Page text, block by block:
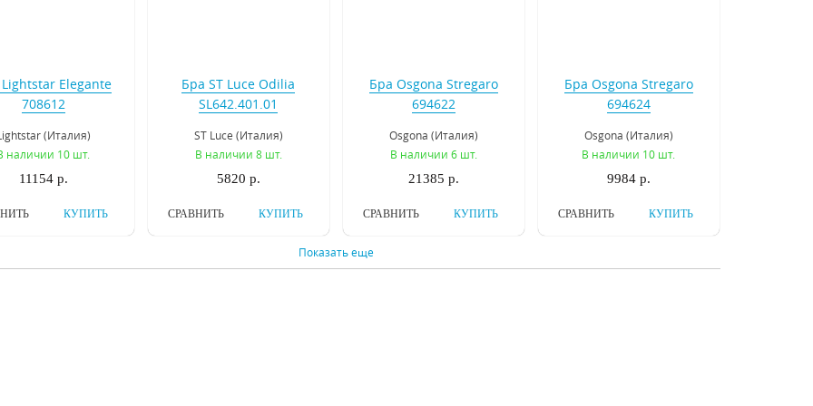
Elegante
708612
(Италия)
наличии 10 шт.
11154 р.
КУПИТЬ
Бра ST Luce Odilia
SL642.401.01
ST Luce (Италия)
В наличии 8 шт.
5820 р.
КУПИТЬ
СРАВНИТЬ
Бра Osgona Stregaro
694622
Osgona (Италия)
В наличии 6 шт.
21385 р.
КУПИТЬ
СРАВНИТЬ
Бра Osgona Stregaro
694624
Osgona (Италия)
В наличии 10 шт.
9984 р.
КУПИТЬ
СРАВНИТЬ
Показать еще